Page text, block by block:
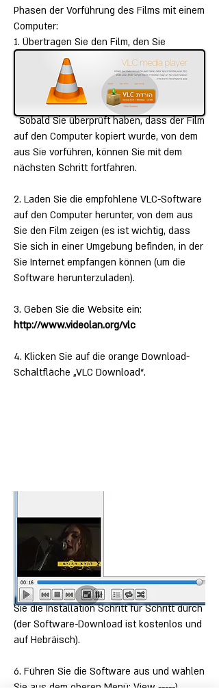
Phasen der Vorführung des Films mit einem
Computer:
1. Übertragen Sie den Film, den Sie
abspielen möchten, von der Disc \ DISC ON
Oder auf andere Weise, mit der der
Film auf den Computer übertragen wird,
von dem aus Sie projizieren.
Sobald Sie überprüft haben, dass der Film
auf den Computer kopiert wurde, von dem
aus Sie vorführen, können Sie mit dem
nächsten Schritt fortfahren.
2. Laden Sie die empfohlene VLC-Software
auf den Computer herunter, von dem aus
Sie den Film zeigen (es ist wichtig, dass
Sie sich in einer Umgebung befinden, in der
Sie Internet empfangen können (um die
Software herunterzuladen).
3. Geben Sie die Website ein:
http://www.videolan.org/vlc
4. Klicken Sie auf die orange Download-
Schaltfläche „VLC Download“.
5. Nachdem die Software auf Ihren
Computer heruntergeladen wurde, führen
Sie die Installation Schritt für Schritt durch
(der Software-Download ist kostenlos und
auf Hebräisch).
6. Führen Sie die Software aus und wählen
Sie aus dem oberen Menü: View -----)